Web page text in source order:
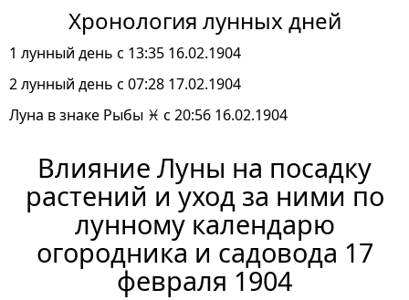
Хронология лунных дней
1 лунный день с 13:35 16.02.1904
2 лунный день с 07:28 17.02.1904
Луна в знаке Рыбы ♓ с 20:56 16.02.1904
Влияние Луны на посадку
растений и уход за ними по
лунному календарю
огородника и садовода 17
февраля 1904